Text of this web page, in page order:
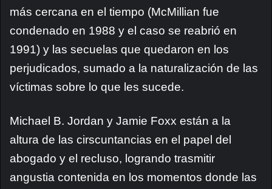
más cercana en el tiempo (McMillian fue
condenado en 1988 y el caso se reabrió en
1991) y las secuelas que quedaron en los
perjudicados, sumado a la naturalización de las
víctimas sobre lo que les sucede.
Michael B. Jordan y Jamie Foxx están a la
altura de las cirscuntancias en el papel del
abogado y el recluso, logrando trasmitir
angustia contenida en los momentos donde las